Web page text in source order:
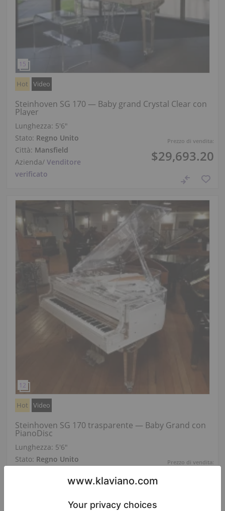
Prezzo di vendita:
$29,693.20
Hot Video
Steinhoven SG 170 — Baby grand Crystal Clear con
Player
Lunghezza: 5′6″
Stato: Regno Unito
Città: Mansfield
Azienda/ Venditore
verificato
Prezzo di vendita:
$29,693.20
Hot Video
Steinhoven SG 170 trasparente — Baby Grand con
PianoDisc
Lunghezza: 5′6″
Stato: Regno Unito
Venditore